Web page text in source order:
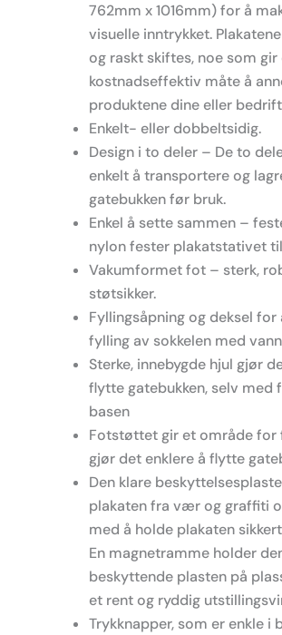
762mm x 1016mm) for å
visuelle inntrykket.
og raskt skiftes, noe som gir
kostnadseffektiv måte å
produktene dine eller
Enkelt- eller dobbeltsidig.
Design i to deler – De to
enkelt å transportere og
gatebukken før bruk.
Enkel å sette sammen –
nylon fester plakatstativet
Vakumformet fot – sterk,
støtsikker.
Fyllingsåpning og deksel for
fylling av sokkelen med
Sterke, innebygde hjul gjør
flytte gatebukken, selv med
basen
Fotstøttet gir et område for
gjør det enklere å flytte
Den klare
plakaten fra vær og graffiti
med å holde plakaten
En magnetramme holder
beskyttende plasten på
et rent og ryddig
Trykknapper, som er enkle i